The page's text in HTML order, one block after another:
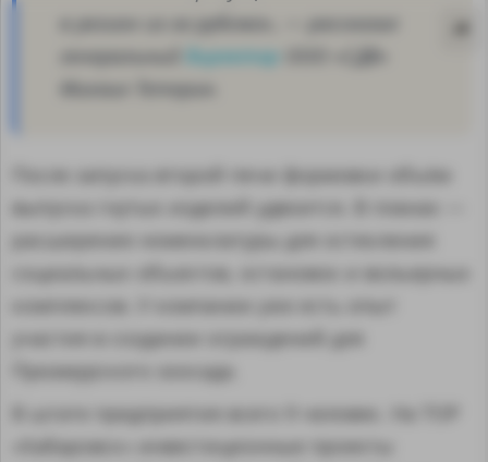
в регион из-за рубежа», — рассказал
генеральный
директор
ООО «СДВ»
Михаил Тетерин.
После запуска второй печи формовки объём
выпуска гнутых изделий удвоится. В планах —
расширение номенклатуры для остекления
социальных объектов, остановок и вольерных
комплексов. У компании уже есть опыт
участия в создании ограждений для
Приамурского зоосада.
В штате предприятия всего 9 человек. На ТОР
«Хабаровск» инвестиционные проекты